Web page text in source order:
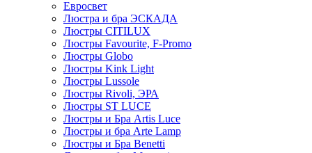
Евросвет
Люстра и бра ЭСКАДА
Люстры CITILUX
Люстры Favourite, F-Promo
Люстры Globo
Люстры Kink Light
Люстры Lussole
Люстры Rivoli, ЭРА
Люстры ST LUCE
Люстры и Бра Artis Luce
Люстры и бра Arte Lamp
Люстры и Бра Benetti